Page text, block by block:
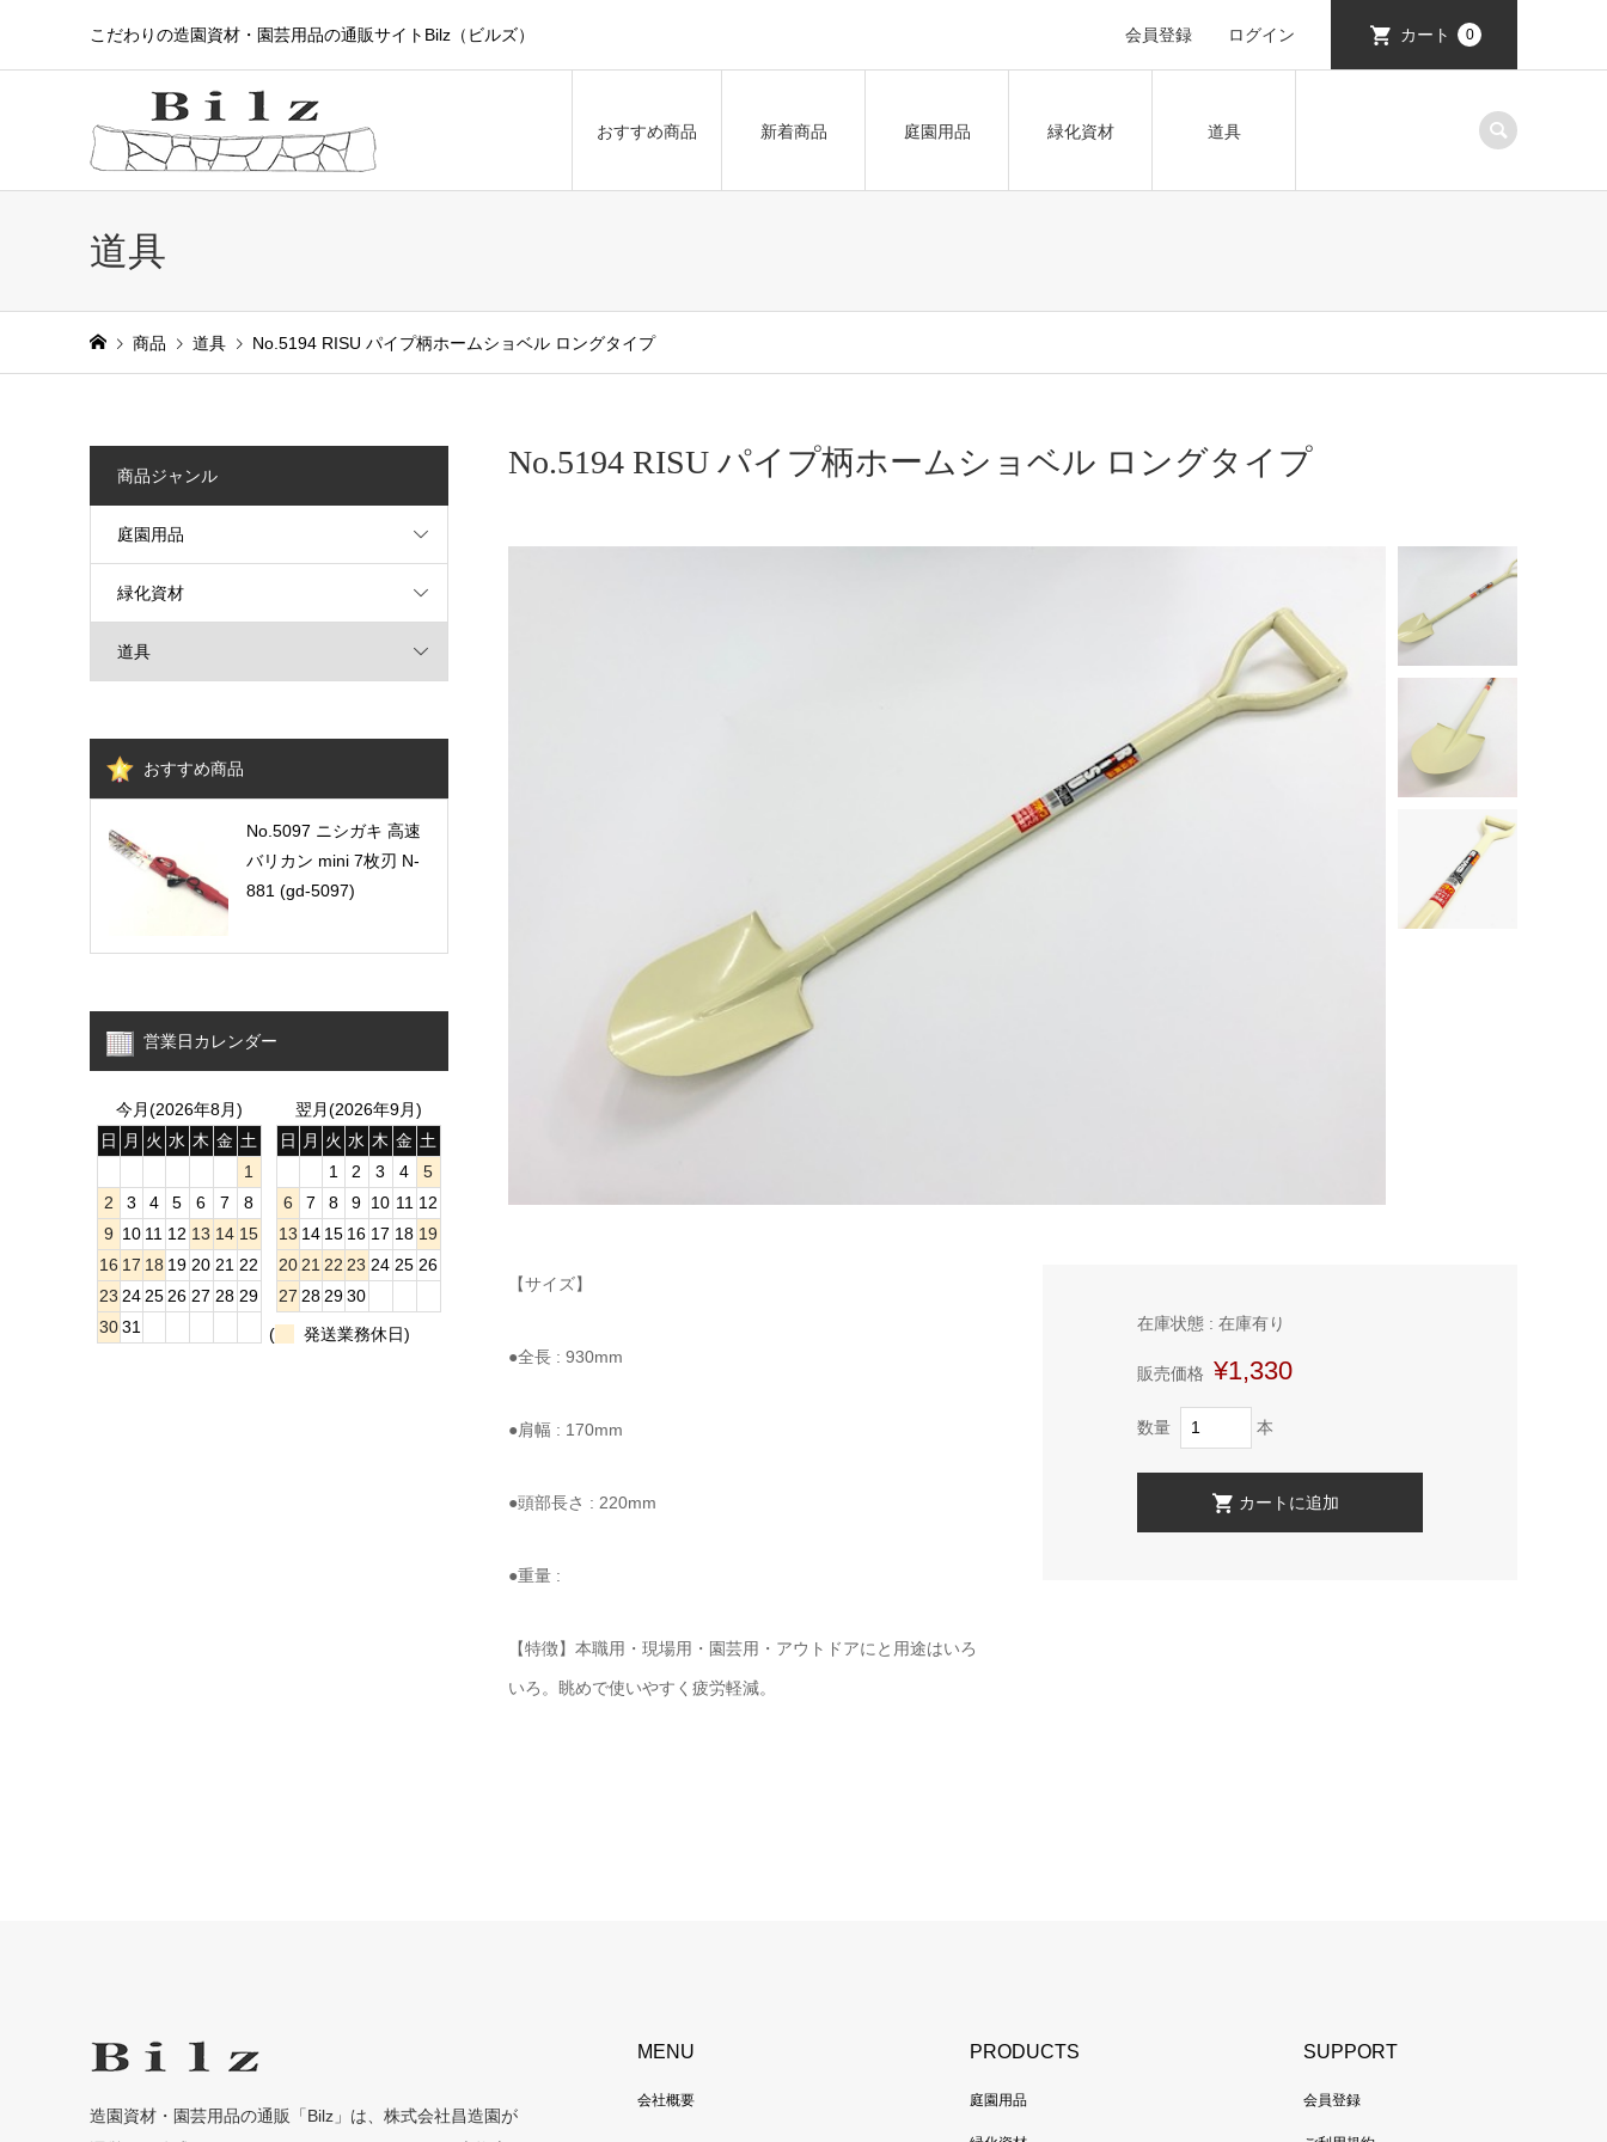
こだわりの造園資材・園芸用品の通販サイトBilz（ビルズ） 会員登録 ログイン カート 0
おすすめ商品 新着商品 庭園用品 緑化資材 道具
道具
商品 道具 No.5194 RISU パイプ柄ホームショベル ロングタイプ
No.5194 RISU パイプ柄ホームショベル ロングタイプ
【サイズ】
●全長 : 930mm
●肩幅 : 170mm
●頭部長さ : 220mm
●重量 :
【特徴】本職用・現場用・園芸用・アウトドアにと用途はいろ
いろ。眺めで使いやすく疲労軽減。
在庫状態 : 在庫有り
販売価格 ¥1,330
数量 本
商品ジャンル
庭園用品
緑化資材
道具
おすすめ商品
No.5097 ニシガキ 高速
バリカン mini 7枚刃 N-
881 (gd-5097)
営業日カレンダー
今月(2026年8月)
日
月 火 水 木 金 土
1
2
3 4 5 6 7
8
9 10 11 12 13 14 15
16 17 18 19 20 21 22
23 24 25 26 27 28 29
30 31
翌月(2026年9月)
日
月 火 水 木 金 土
1
2 3 4
5
6
7 8 9 10 11 12
13 14 15 16 17 18 19
20 21 22 23 24 25 26
27 28 29 30
(
発送業務休日)
造園資材・園芸用品の通販「Bilz」は、株式会社昌造園が
MENU
会社概要
PRODUCTS
庭園用品
SUPPORT
会員登録